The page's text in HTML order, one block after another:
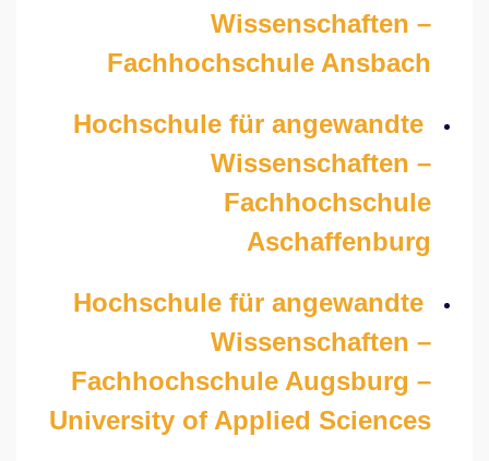
Wissenschaften –
Fachhochschule Ansbach
Hochschule für angewandte
Wissenschaften –
Fachhochschule
Aschaffenburg
Hochschule für angewandte
Wissenschaften –
Fachhochschule Augsburg –
University of Applied Sciences